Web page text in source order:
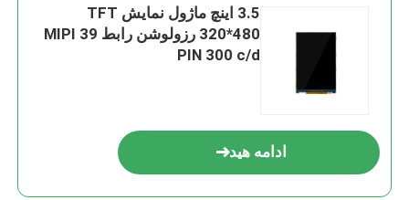
3.5 اینچ ماژول نمایش TFT
320*480 رزولوشن رابط MIPI 39
PIN 300 c/d
ادامه هید